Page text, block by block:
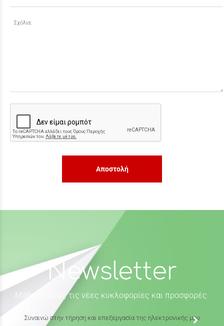
Σχόλια:
Αποστολή
Newsletter
Μάθε πρώτος τις νέες κυκλοφορίες και προσφορές.
Συναινώ στην τήρηση και επεξεργασία της ηλεκτρονικής μου